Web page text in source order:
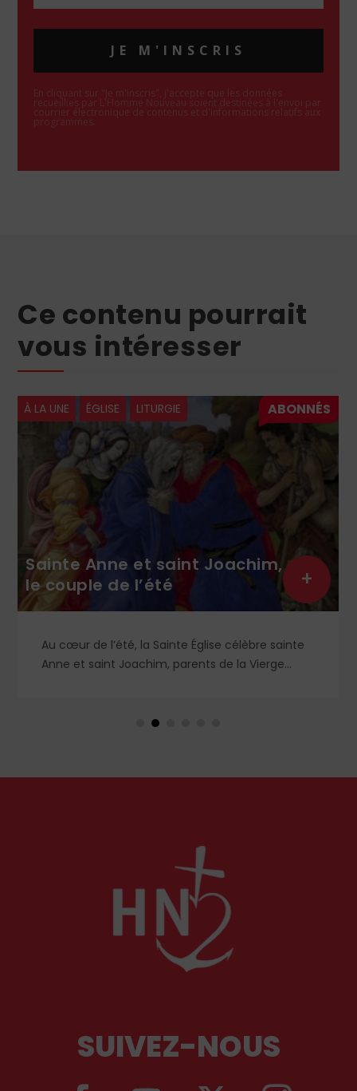
JE M'INSCRIS
En cliquant sur "Je m'inscris", j'accepte que les données
recueillies par L'Homme Nouveau soient destinées à l'envoi par
courrier électronique de contenus et d'informations relatifs aux
programmes.
Ce contenu pourrait
vous intéresser
À LA UNE ÉGLISE LITURGIE
Sainte Anne et saint Joachim,
le couple de l’été
Au cœur de l’été, la Sainte Église célèbre sainte
Anne et saint Joachim, parents de la Vierge
en Orient qu’en Occident, célèbre par sa piété
+
SUIVEZ-NOUS